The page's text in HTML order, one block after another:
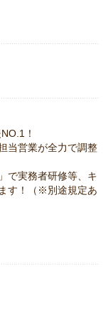
！
当営業が全力で調整
で実務者研修等、キ
す！（※別途規定あ